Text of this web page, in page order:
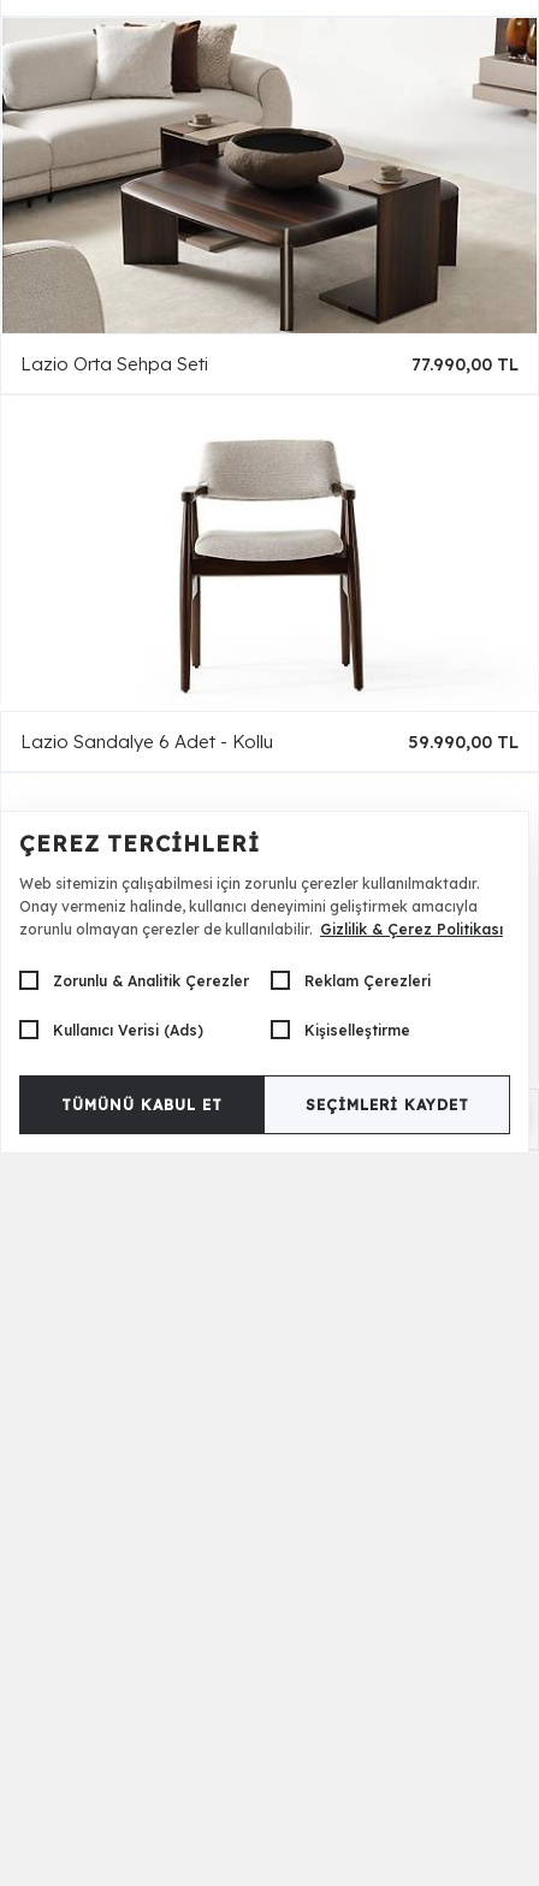
Lazio Orta Sehpa Seti 77.990,00 TL
Lazio Sandalye 6 Adet - Kollu 59.990,00 TL
ÇEREZ TERCIHLERI
Web sitemizin çalışabilmesi için zorunlu çerezler kullanılmaktadır.
Onay vermeniz halinde, kullanıcı deneyimini geliştirmek amacıyla
zorunlu olmayan çerezler de kullanılabilir. Gizlilik & Çerez Politikası
Zorunlu & Analitik Çerezler Reklam Çerezleri
Kullanıcı Verisi (Ads) Kişiselleştirme
TÜMÜNÜ KABUL ET SEÇIMLERI KAYDET